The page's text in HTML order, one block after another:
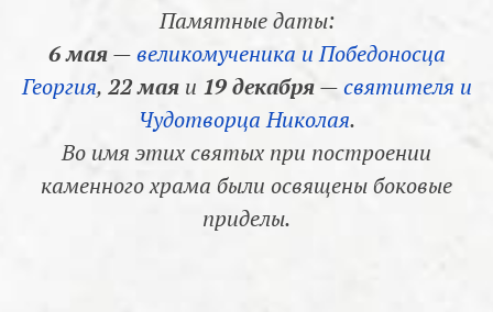
Памятные даты:
6 мая—великомученика и Победоносца
Георгия, 22 маяи 19 декабря—святителя и
Чудотворца Николая.
Во имя этих святых при построении
каменного храма были освящены боковые
приделы.